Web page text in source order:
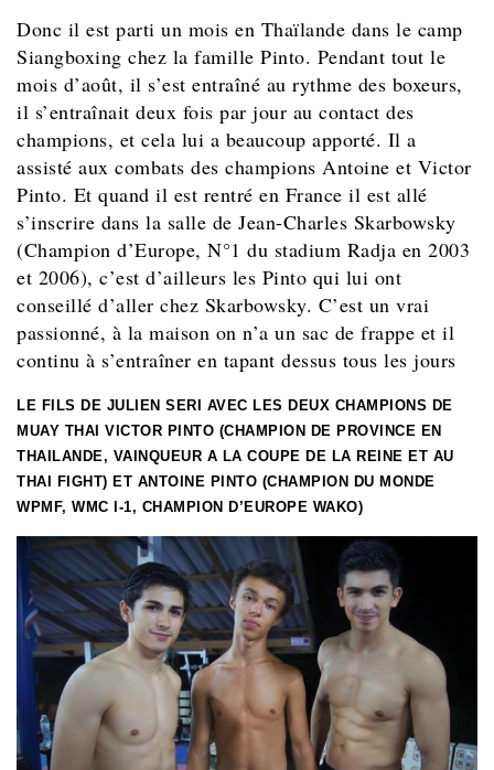
Donc il est parti un mois en Thaïlande dans le camp
Siangboxing chez la famille Pinto. Pendant tout le
mois d’août, il s’est entraîné au rythme des boxeurs,
il s’entraînait deux fois par jour au contact des
champions, et cela lui a beaucoup apporté. Il a
assisté aux combats des champions Antoine et Victor
Pinto. Et quand il est rentré en France il est allé
s’inscrire dans la salle de Jean-Charles Skarbowsky
(Champion d’Europe, N°1 du stadium Radja en 2003
et 2006), c’est d’ailleurs les Pinto qui lui ont
conseillé d’aller chez Skarbowsky. C’est un vrai
passionné, à la maison on n’a un sac de frappe et il
continu à s’entraîner en tapant dessus tous les jours
LE FILS DE JULIEN SERI AVEC LES DEUX CHAMPIONS DE
MUAY THAI VICTOR PINTO (CHAMPION DE PROVINCE EN
THAILANDE, VAINQUEUR A LA COUPE DE LA REINE ET AU
THAI FIGHT) ET ANTOINE PINTO (CHAMPION DU MONDE
WPMF, WMC I-1, CHAMPION D’EUROPE WAKO)